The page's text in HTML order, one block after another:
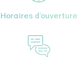
Horaires d'ouverture